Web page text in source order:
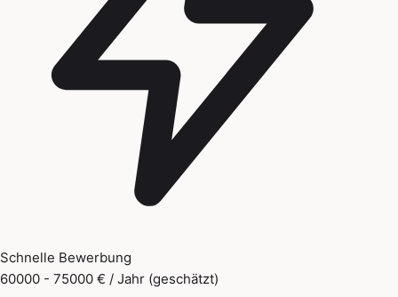
Schnelle Bewerbung
60000 - 75000 € / Jahr (geschätzt)